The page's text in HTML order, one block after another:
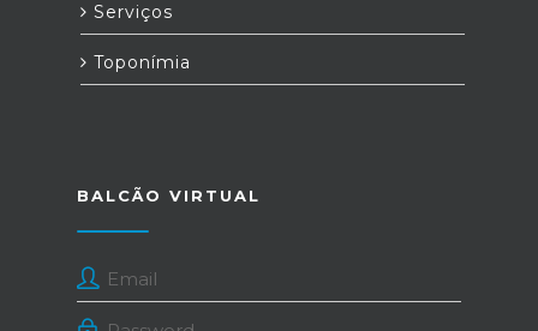
Serviços
Toponímia
BALCÃO VIRTUAL